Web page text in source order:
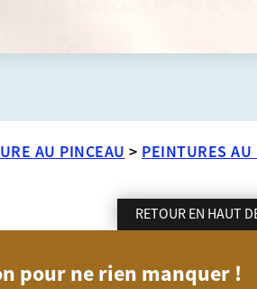
AU PINCEAU > PEINTURES AU
RETOUR EN HAUT
pour ne rien manquer !